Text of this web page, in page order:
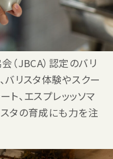
（JBCA）認定のバリ
バリスタ体験やスクー
、エスプレッッソマ
タの育成にも力を注